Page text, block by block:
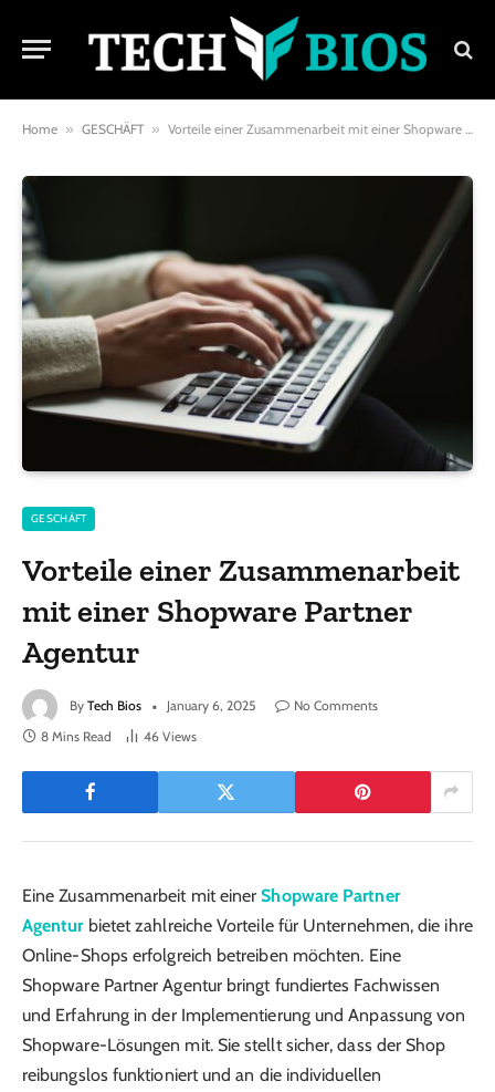
Home » GESCHÄFT » Vorteile einer Zusammenarbeit mit einer Shopware Partner Agentur
GESCHÄFT
Vorteile einer Zusammenarbeit
mit einer Shopware Partner
Agentur
By Tech Bios January 6, 2025
No Comments
8 Mins Read
46 Views
Eine Zusammenarbeit mit einerShopware Partner
Agenturbietet zahlreiche Vorteile für Unternehmen, die ihre
Online-Shops erfolgreich betreiben möchten. Eine
Shopware Partner Agentur bringt fundiertes Fachwissen
und Erfahrung in der Implementierung und Anpassung von
Shopware-Lösungen mit. Sie stellt sicher, dass der Shop
reibungslos funktioniert und an die individuellen